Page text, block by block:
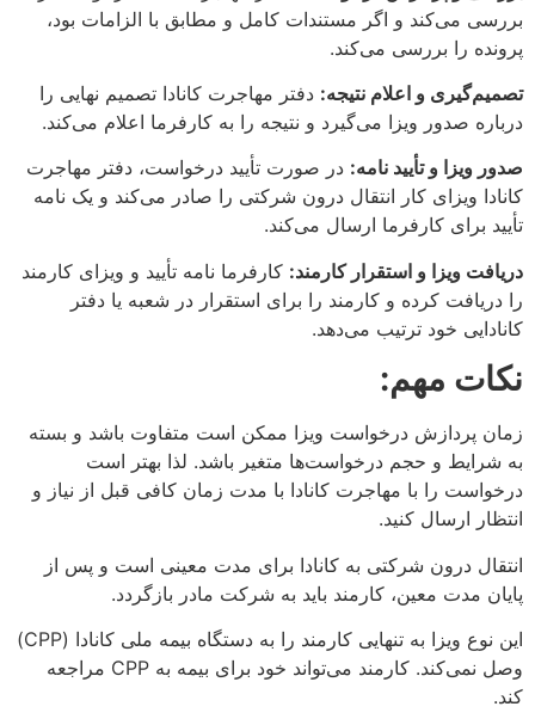
بررسی می‌کند و اگر مستندات کامل و مطابق با الزامات بود،
پرونده را بررسی می‌کند.
تصمیم‌گیری و اعلام نتیجه: دفتر مهاجرت کانادا تصمیم نهایی را
درباره صدور ویزا می‌گیرد و نتیجه را به کارفرما اعلام می‌کند.
صدور ویزا و تأیید نامه: در صورت تأیید درخواست، دفتر مهاجرت
کانادا ویزای کار انتقال درون شرکتی را صادر می‌کند و یک نامه
تأیید برای کارفرما ارسال می‌کند.
دریافت ویزا و استقرار کارمند: کارفرما نامه تأیید و ویزای کارمند
را دریافت کرده و کارمند را برای استقرار در شعبه یا دفتر
کانادایی خود ترتیب می‌دهد.
نکات مهم:
زمان پردازش درخواست ویزا ممکن است متفاوت باشد و بسته
به شرایط و حجم درخواست‌ها متغیر باشد. لذا بهتر است
درخواست را با مهاجرت کانادا با مدت زمان کافی قبل از نیاز و
انتظار ارسال کنید.
انتقال درون شرکتی به کانادا برای مدت معینی است و پس از
پایان مدت معین، کارمند باید به شرکت مادر بازگردد.
این نوع ویزا به تنهایی کارمند را به دستگاه بیمه ملی کانادا (CPP)
وصل نمی‌کند. کارمند می‌تواند خود برای بیمه به CPP مراجعه
کند.